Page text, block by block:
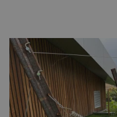
In totaal groeien er zo’n
Chardonnay en Pinot Noir.
oogst – goed voor 280
liter schuimwijn. De Pinot
verwerkt tot een Blanc de